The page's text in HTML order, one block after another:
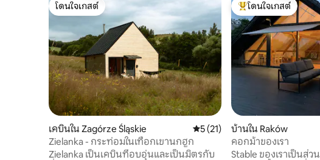
โดนใจเกสต์
โดนใจเกสต์
เคบินใน Zagórze Śląskie คะแนนเฉลี่ย 5 จาก 5, 21 รีวิว
5 (21)
Zielanka - กระท่อมในเทือกเขานกฮูก
Zielanka เป็นเคบินที่อบอุ่นและเป็นมิตรกับ
โดนใจเกสต์ที่สุด
โดนใจเกสต์
บ้านใน Raków
คอกม้าของเรา
Stable ของเราเป็นส่